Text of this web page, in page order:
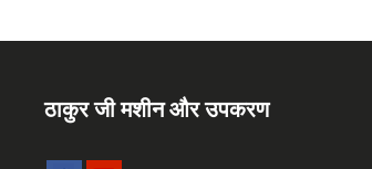
ठाकुर जी मशीन और उपकरण